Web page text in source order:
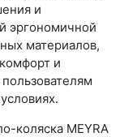
и
эргономичной
материалов,
и
коляска MEYRA